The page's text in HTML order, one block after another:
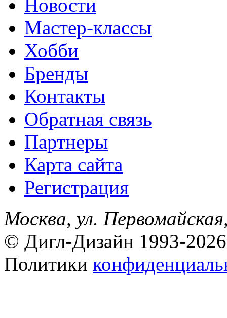
Новости
Мастер-классы
Хобби
Бренды
Контакты
Обратная связь
Партнеры
Карта сайта
Регистрация
Москва, ул.
© Дигл-Дизайн 1993-2026
Политики